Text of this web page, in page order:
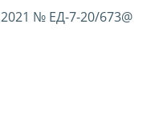
№ ЕД-7-20/673@